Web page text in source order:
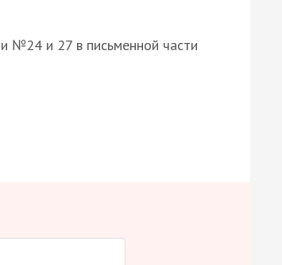
№24 и 27 в письменной части